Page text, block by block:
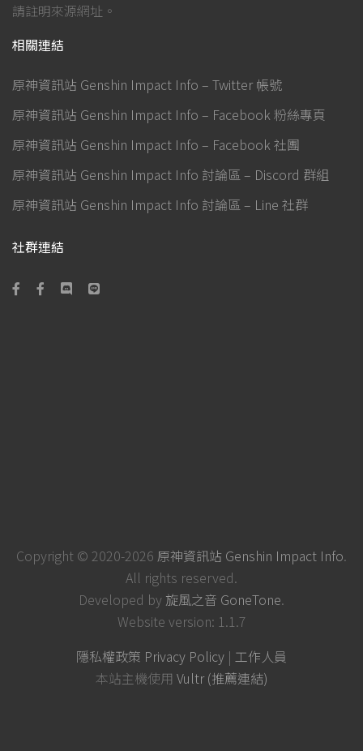
請註明來源網址。
相關連結
原神資訊站 Genshin Impact Info – Twitter 帳號
原神資訊站 Genshin Impact Info – Facebook 粉絲專頁
原神資訊站 Genshin Impact Info – Facebook 社團
原神資訊站 Genshin Impact Info 討論區 – Discord 群組
原神資訊站 Genshin Impact Info 討論區 – Line 社群
社群連結
Copyright © 2020-2026 原神資訊站 Genshin Impact Info.
All rights reserved.
Developed by 旋風之音 GoneTone.
Website version: 1.1.7
隱私權政策 Privacy Policy | 工作人員
本站主機使用 Vultr (推薦連結)